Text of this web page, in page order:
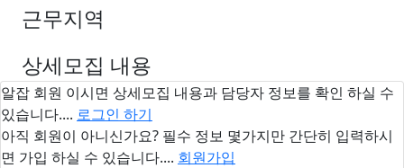
근무지역
상세모집 내용
알잡 회원 이시면 상세모집 내용과 담당자 정보를 확인 하실 수
있습니다.... 로그인 하기
아직 회원이 아니신가요? 필수 정보 몇가지만 간단히 입력하시
면 가입 하실 수 있습니다.... 회원가입